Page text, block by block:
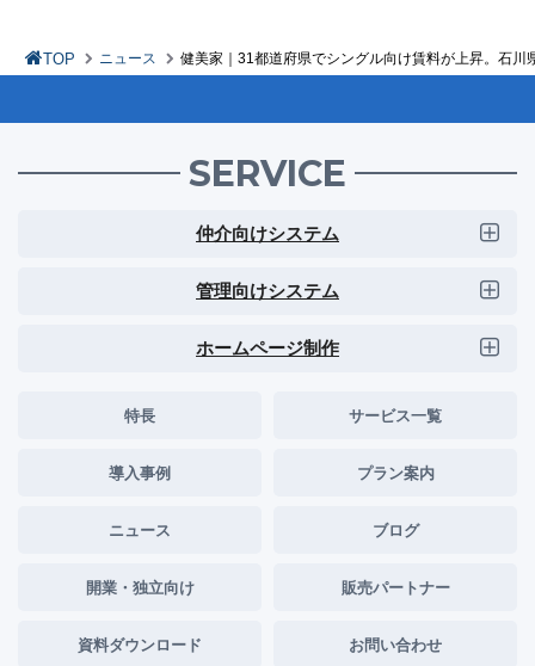
TOP ニュース 健美家｜31都道府県でシングル向け賃料が上昇。石
SERVICE
仲介向けシステム
管理向けシステム
ホームページ制作
特長 サービス一覧
導入事例 プラン案内
ニュース ブログ
開業・独立向け 販売パートナー
資料ダウンロード お問い合わせ